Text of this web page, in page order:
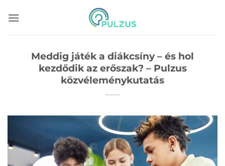
Meddig játék a diákcsíny – és hol
kezdődik az erőszak? – Pulzus
közvéleménykutatás